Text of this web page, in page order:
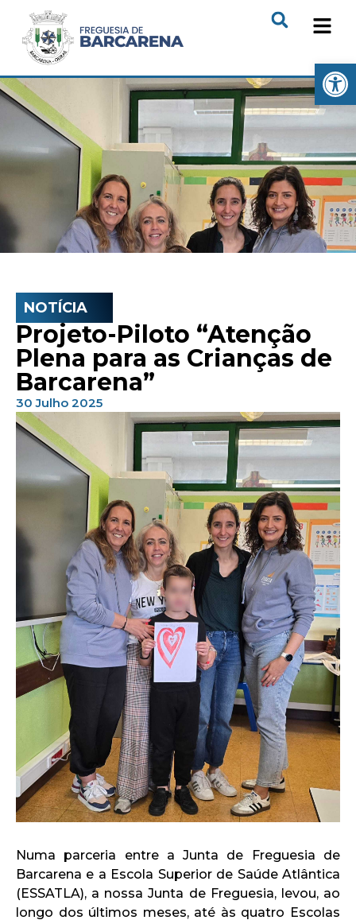
NOTÍCIA
Projeto-Piloto “Atenção
Plena para as Crianças de
Barcarena”
30 Julho 2025
Numa parceria entre a Junta de Freguesia de
Barcarena e a Escola Superior de Saúde Atlântica
(ESSATLA), a nossa Junta de Freguesia, levou, ao
longo dos últimos meses, até às quatro Escolas